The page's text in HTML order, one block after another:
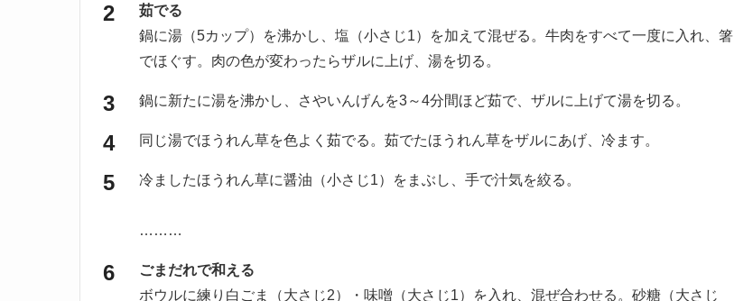
茹でる
鍋に湯（5カップ）を沸かし、塩（小さじ1）を加えて混ぜる。牛肉をすべて一度に入れ、箸
でほぐす。肉の色が変わったらザルに上げ、湯を切る。
鍋に新たに湯を沸かし、さやいんげんを3～4分間ほど茹で、ザルに上げて湯を切る。
同じ湯でほうれん草を色よく茹でる。茹でたほうれん草をザルにあげ、冷ます。
冷ましたほうれん草に醤油（小さじ1）をまぶし、手で汁気を絞る。
………
ごまだれで和える
ボウルに練り白ごま（大さじ2）・味噌（大さじ1）を入れ、混ぜ合わせる。砂糖（大さじ